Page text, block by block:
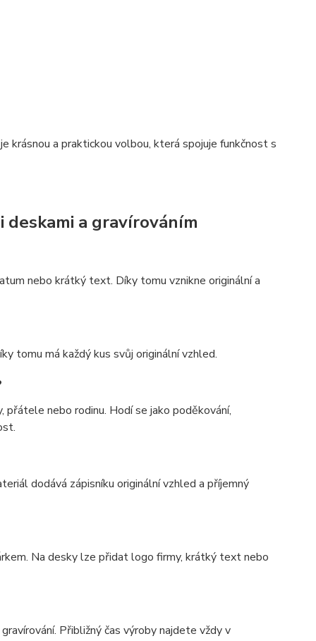
krásnou a praktickou volbou, která spojuje funkčnost s
a gravírováním
nebo krátký text. Díky tomu vznikne originální a
tomu má každý kus svůj originální vzhled.
nebo rodinu. Hodí se jako poděkování,
dodává zápisníku originální vzhled a příjemný
Na desky lze přidat logo firmy, krátký text nebo
Přibližný čas výroby najdete vždy v